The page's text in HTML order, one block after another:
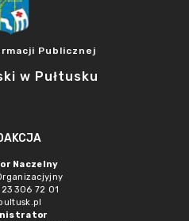
Publicznej
w Pułtusku
Naczelny
306 72 01